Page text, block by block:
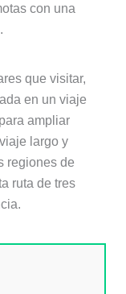
con una
que visitar,
en un viaje
ampliar
largo y
regiones de
ruta de tres